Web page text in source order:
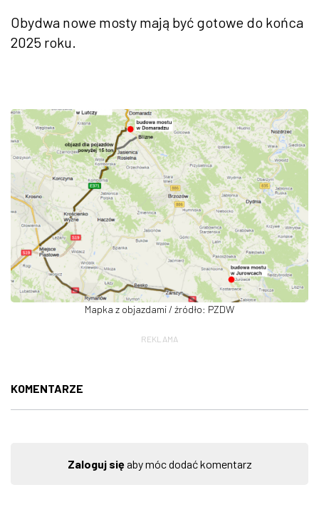
Obydwa nowe mosty mają być gotowe do końca
2025 roku.
Mapka z objazdami / źródło: PZDW
REKLAMA
KOMENTARZE
Zaloguj sięaby móc dodać komentarz